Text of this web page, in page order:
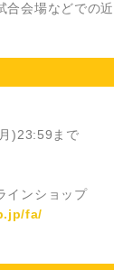
会場などでの
)23:59まで
インショップ
fa/